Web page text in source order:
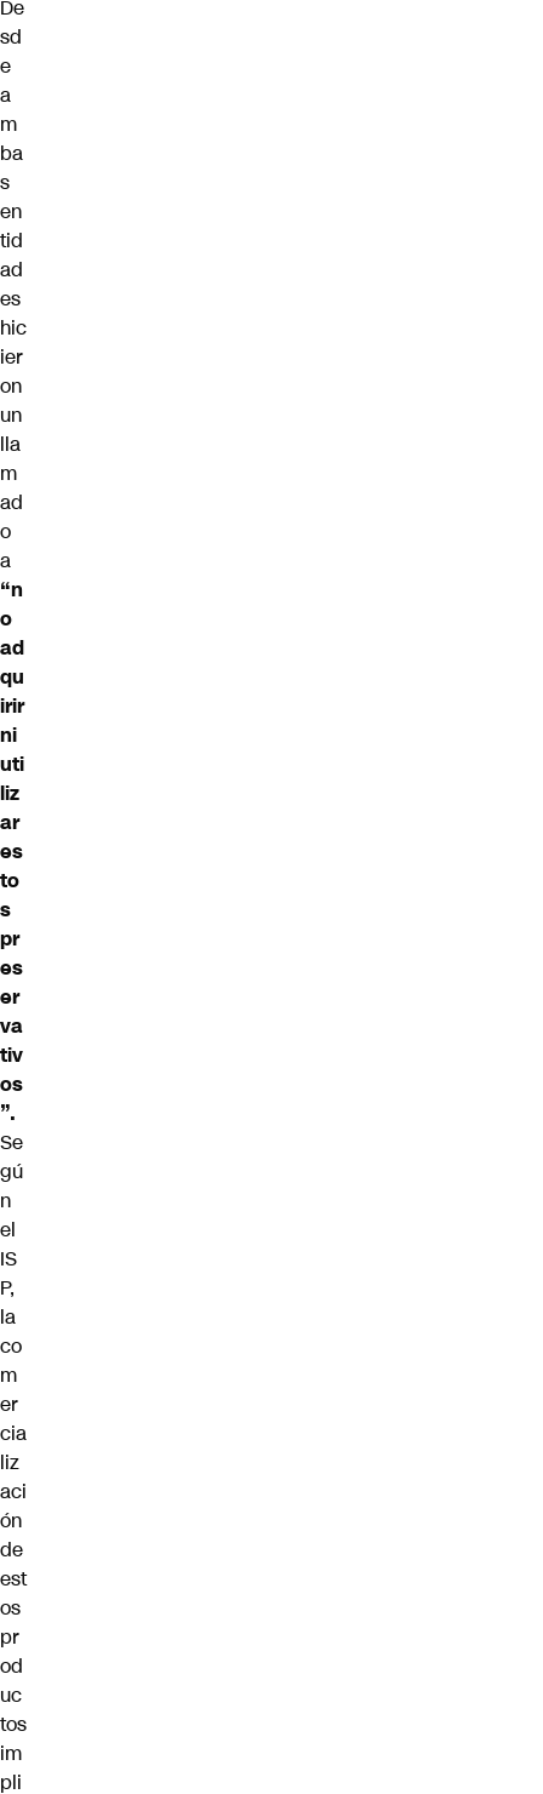
De
sd
e
a
m
ba
s
en
tid
ad
es
hic
ier
on
un
lla
m
ad
o
a
“n
o
ad
qu
irir
ni
uti
liz
ar
es
to
s
pr
es
er
va
tiv
os
”.
Se
gú
n
el
IS
P,
la
co
m
er
cia
liz
aci
ón
de
est
os
pr
od
uc
tos
im
pli